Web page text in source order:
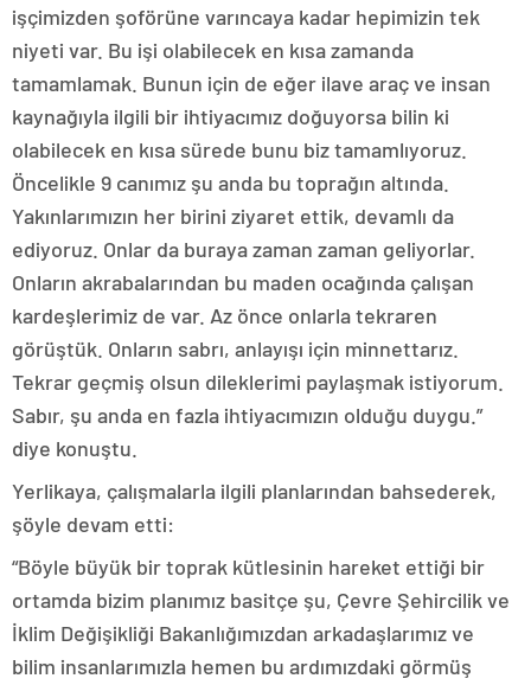
işçimizden şoförüne varıncaya kadar hepimizin tek
niyeti var. Bu işi olabilecek en kısa zamanda
tamamlamak. Bunun için de eğer ilave araç ve insan
kaynağıyla ilgili bir ihtiyacımız doğuyorsa bilin ki
olabilecek en kısa sürede bunu biz tamamlıyoruz.
Öncelikle 9 canımız şu anda bu toprağın altında.
Yakınlarımızın her birini ziyaret ettik, devamlı da
ediyoruz. Onlar da buraya zaman zaman geliyorlar.
Onların akrabalarından bu maden ocağında çalışan
kardeşlerimiz de var. Az önce onlarla tekraren
görüştük. Onların sabrı, anlayışı için minnettarız.
Tekrar geçmiş olsun dileklerimi paylaşmak istiyorum.
Sabır, şu anda en fazla ihtiyacımızın olduğu duygu.”
diye konuştu.
Yerlikaya, çalışmalarla ilgili planlarından bahsederek,
şöyle devam etti:
“Böyle büyük bir toprak kütlesinin hareket ettiği bir
ortamda bizim planımız basitçe şu, Çevre Şehircilik ve
İklim Değişikliği Bakanlığımızdan arkadaşlarımız ve
bilim insanlarımızla hemen bu ardımızdaki görmüş